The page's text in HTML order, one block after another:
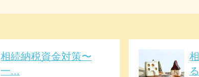
相続納税資金対策〜
一...